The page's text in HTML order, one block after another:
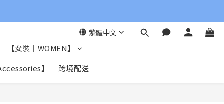
繁體中文
【女裝｜WOMEN】
】 跨境配送